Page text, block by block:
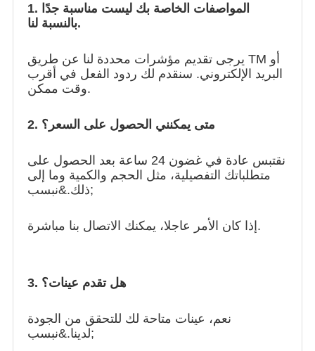
1. المواصفات الخاصة بك ليست مناسبة جدًا
بالنسبة لنا.
يرجى تقديم مؤشرات محددة لنا عن طريق TM أو
البريد الإلكتروني. سنقدم لك ردود الفعل في أقرب
وقت ممكن.
2. متى يمكنني الحصول على السعر؟
نقتبس عادة في غضون 24 ساعة بعد الحصول على
متطلباتك التفصيلية، مثل الحجم والكمية وما إلى
ذلك.&نبسب;
إذا كان الأمر عاجلا، يمكنك الاتصال بنا مباشرة.
3. هل تقدم عينات؟
نعم، عينات متاحة لك للتحقق من الجودة
لدينا.&نبسب;